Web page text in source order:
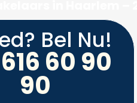
Bel Nu!
60 90
90